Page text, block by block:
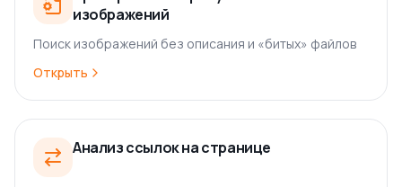
изображений
Поиск изображений без описания и «битых» файлов
Открыть
Анализ ссылок на странице